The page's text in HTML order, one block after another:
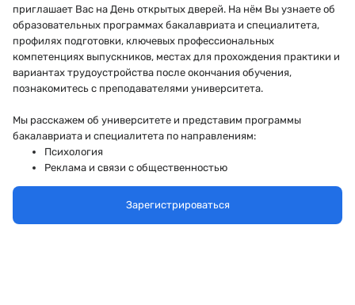
приглашает Вас на День открытых дверей. На нём Вы узнаете об
образовательных программах бакалавриата и специалитета,
профилях подготовки, ключевых профессиональных
компетенциях выпускников, местах для прохождения практики и
вариантах трудоустройства после окончания обучения,
познакомитесь с преподавателями университета.
Мы расскажем об университете и представим программы
бакалавриата и специалитета по направлениям:
Психология
Реклама и связи с общественностью
Логопедия и дефектология
ЮриспруденцияЗарегистрироваться